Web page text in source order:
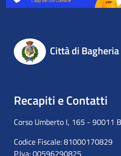
Città di Bagheria
Recapiti e Contatti
Corso Umberto I, 165 - 90011
Codice Fiscale: 81000170829
P.Iva: 00596290825